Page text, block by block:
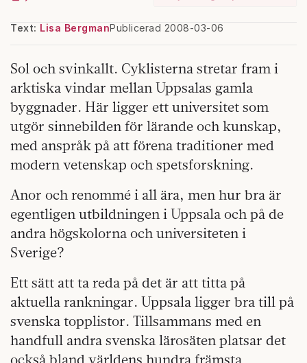
Text: Lisa BergmanPublicerad 2008-03-06
Sol och svinkallt. Cyklisterna stretar fram i
arktiska vindar mellan Uppsalas gamla
byggnader. Här ligger ett universitet som
utgör sinnebilden för lärande och kunskap,
med anspråk på att förena traditioner med
modern vetenskap och spetsforskning.
Anor och renommé i all ära, men hur bra är
egentligen utbildningen i Uppsala och på de
andra högskolorna och universiteten i
Sverige?
Ett sätt att ta reda på det är att titta på
aktuella rankningar. Uppsala ligger bra till på
svenska topplistor. Tillsammans med en
handfull andra svenska lärosäten platsar det
också bland världens hundra främsta